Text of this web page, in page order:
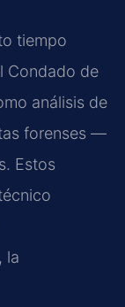
tiempo
Condado de
análisis de
forenses —
Estos
la